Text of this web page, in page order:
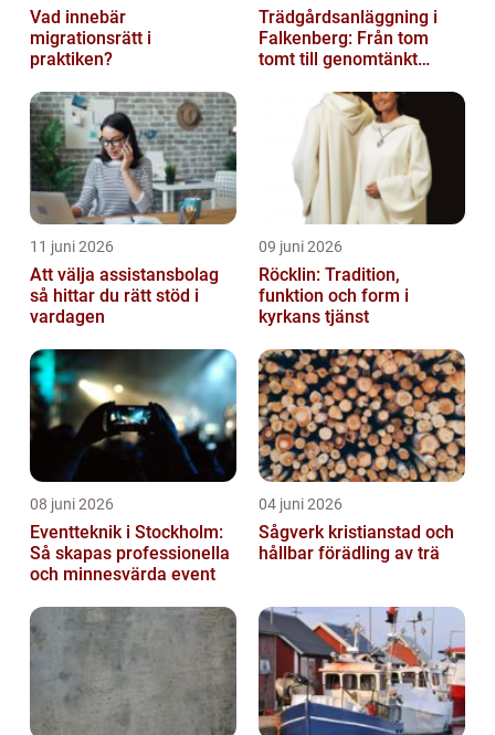
Vad innebär
migrationsrätt i
praktiken?
Trädgårdsanläggning i
Falkenberg: Från tom
tomt till genomtänkt
11 juni 2026
Att välja assistansbolag
så hittar du rätt stöd i
vardagen
09 juni 2026
Röcklin: Tradition,
funktion och form i
kyrkans tjänst
08 juni 2026
Eventteknik i Stockholm:
Så skapas professionella
och minnesvärda event
04 juni 2026
Sågverk kristianstad och
hållbar förädling av trä